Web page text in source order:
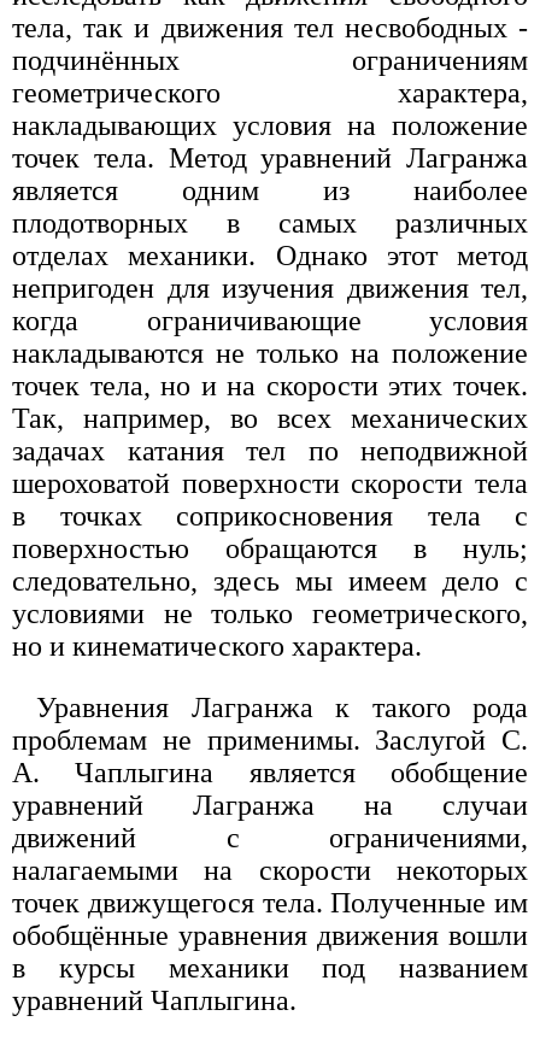
тела, так и движения тел несвободных -
подчинённых ограничениям
геометрического характера,
накладывающих условия на положение
точек тела. Метод уравнений Лагранжа
является одним из наиболее
плодотворных в самых различных
отделах механики. Однако этот метод
непригоден для изучения движения тел,
когда ограничивающие условия
накладываются не только на положение
точек тела, но и на скорости этих точек.
Так, например, во всех механических
задачах катания тел по неподвижной
шероховатой поверхности скорости тела
в точках соприкосновения тела с
поверхностью обращаются в нуль;
следовательно, здесь мы имеем дело с
условиями не только геометрического,
но и кинематического характера.
Уравнения Лагранжа к такого рода
проблемам не применимы. Заслугой С.
А. Чаплыгина является обобщение
уравнений Лагранжа на случаи
движений с ограничениями,
налагаемыми на скорости некоторых
точек движущегося тела. Полученные им
обобщённые уравнения движения вошли
в курсы механики под названием
уравнений Чаплыгина.